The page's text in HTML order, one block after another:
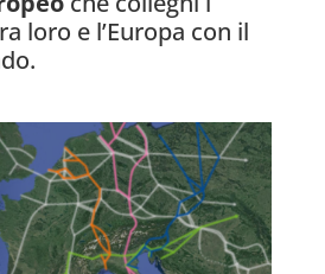
loro e l’Europa con il